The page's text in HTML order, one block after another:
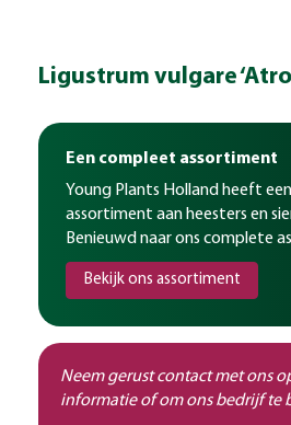
Ligustrum vulgare
Een compleet assortiment
Young Plants Holland heeft
assortiment aan heesters en
Benieuwd naar ons complete
Bekijk ons assortiment
Neem gerust contact met ons
informatie of om ons bedrijf te